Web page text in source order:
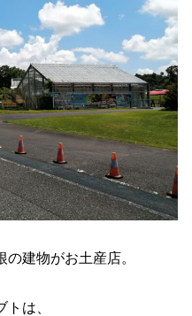
建物がお土産店。
は、